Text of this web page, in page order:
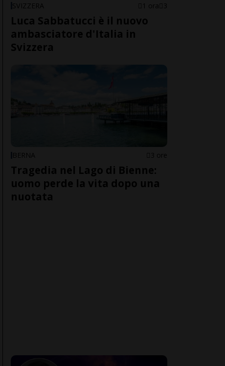
SVIZZERA 1 ora 3
Luca Sabbatucci è il nuovo
ambasciatore d'Italia in
Svizzera
BERNA 3 ore
Tragedia nel Lago di Bienne:
uomo perde la vita dopo una
nuotata